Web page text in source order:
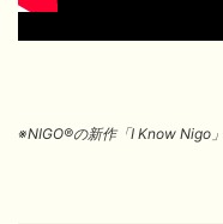
※NIGO®の新作「I Know Nigo